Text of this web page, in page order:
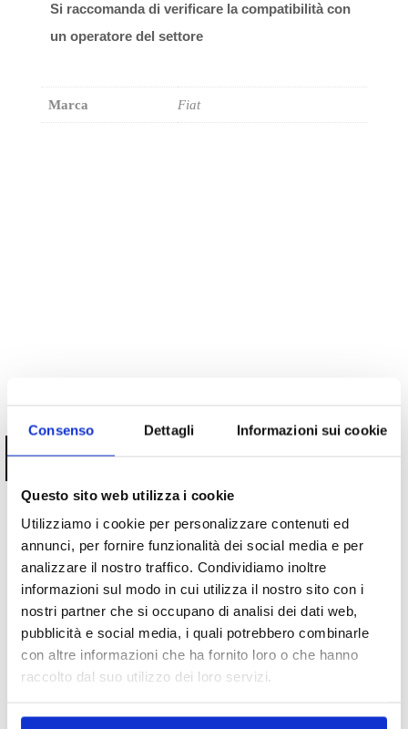
Consenso Dettagli Informazioni sui cookie
Questo sito web utilizza i cookie
Utilizziamo i cookie per personalizzare contenuti ed
annunci, per fornire funzionalità dei social media e per
analizzare il nostro traffico. Condividiamo inoltre
informazioni sul modo in cui utilizza il nostro sito con i
nostri partner che si occupano di analisi dei dati web,
pubblicità e social media, i quali potrebbero combinarle
con altre informazioni che ha fornito loro o che hanno
raccolto dal suo utilizzo dei loro servizi.
Si raccomanda di verificare la compatibilità con
un operatore del settore
Marca Fiat
Motori
VERIFICA LA DISPONIBILITÀ
Motore Jeep Compass 55260384
dal 2017 1.6 diesel
Da 1,500.00€ IVA esclusa
Motori
Motore Jeep Renegade
55260384 2014/2018 1.6 diesel
Da 1,500.00 € IVA esclusa